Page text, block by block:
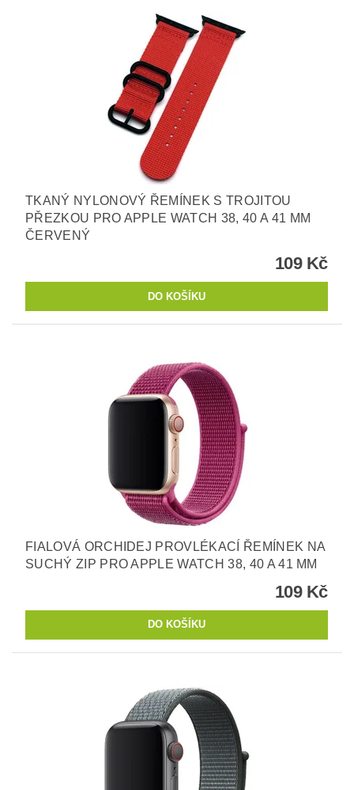
TKANÝ NYLONOVÝ ŘEMÍNEK S TROJITOU
PŘEZKOU PRO APPLE WATCH 38, 40 A 41 MM
ČERVENÝ
109 Kč
FIALOVÁ ORCHIDEJ PROVLÉKACÍ ŘEMÍNEK NA
SUCHÝ ZIP PRO APPLE WATCH 38, 40 A 41 MM
109 Kč